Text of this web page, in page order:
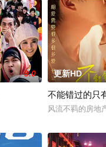
9.0 更新HD
不能错过的只
风流不羁的房地